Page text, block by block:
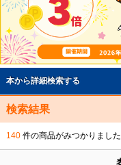
本から詳細検索する
検索結果
140件の商品がみつかりました